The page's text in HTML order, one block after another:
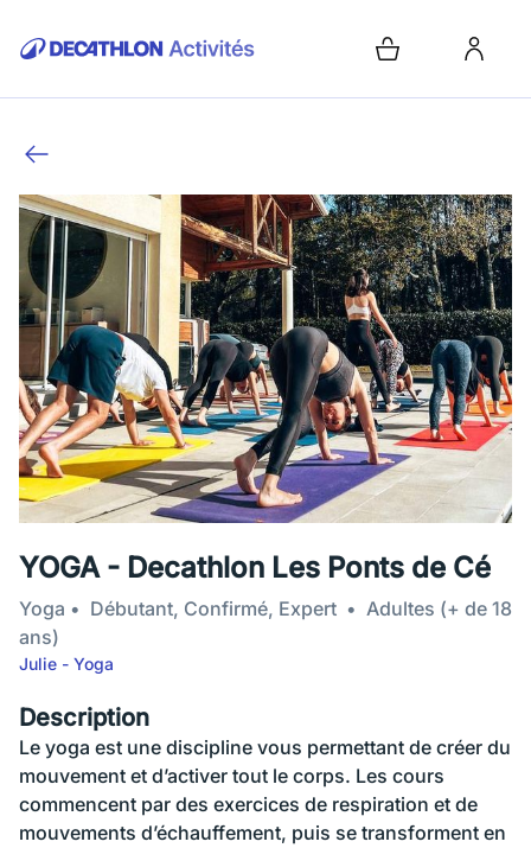
YOGA - Decathlon Les Ponts de Cé
Yoga Débutant, Confirmé, Expert
Adultes (+ de 18
ans)
Julie - Yoga
Description
Le yoga est une discipline vous permettant de créer du
mouvement et d’activer tout le corps. Les cours
commencent par des exercices de respiration et de
mouvements d’échauffement, puis se transforment en